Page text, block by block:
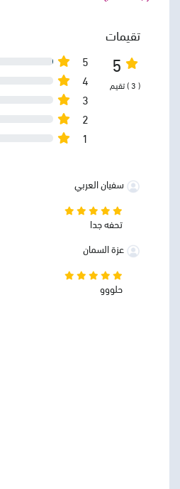
تقيمات
5
( 3 ) تقيم
5
4
3
2
1
سفيان العربي
تحفه جدا
عزة السمان
حلووو